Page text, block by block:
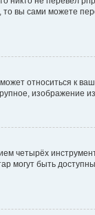
то вы сами можете
относиться к
изображение
четырёх
могут быть